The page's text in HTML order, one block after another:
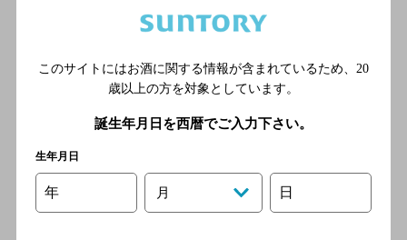
国分寺本店
[居酒屋]
ＪＲ中央線 国分寺駅 南口 徒
このサイトにはお酒に関する情報が含まれているため、 20
歳以上の方を対象としています。
誕生年月日を西暦でご入力下さい。
生年月日
年 月 日